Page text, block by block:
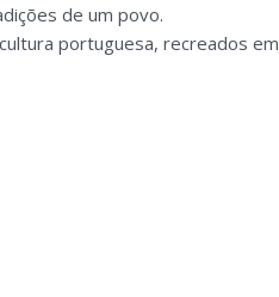
de um povo.
portuguesa, recreados em